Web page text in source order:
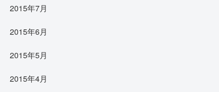
2015年7月
2015年6月
2015年5月
2015年4月